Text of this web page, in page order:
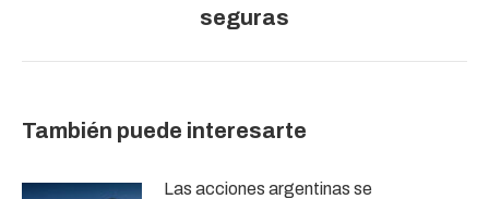
siguiente:
seguras
También puede interesarte
Las acciones argentinas se